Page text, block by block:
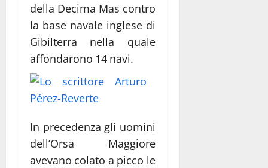
della Decima Mas contro
la base navale inglese di
Gibilterra nella quale
affondarono 14 navi.
In precedenza gli uomini
dell’Orsa Maggiore
avevano colato a picco le